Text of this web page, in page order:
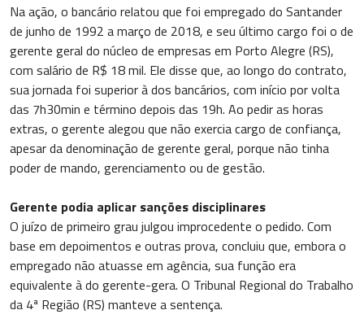
Na ação, o bancário relatou que foi empregado do Santander
de junho de 1992 a março de 2018, e seu último cargo foi o de
gerente geral do núcleo de empresas em Porto Alegre (RS),
com salário de R$ 18 mil. Ele disse que, ao longo do contrato,
sua jornada foi superior à dos bancários, com início por volta
das 7h30min e término depois das 19h. Ao pedir as horas
extras, o gerente alegou que não exercia cargo de confiança,
apesar da denominação de gerente geral, porque não tinha
poder de mando, gerenciamento ou de gestão.
Gerente podia aplicar sanções disciplinares
O juízo de primeiro grau julgou improcedente o pedido. Com
base em depoimentos e outras prova, concluiu que, embora o
empregado não atuasse em agência, sua função era
equivalente à do gerente-gera. O Tribunal Regional do Trabalho
da 4ª Região (RS) manteve a sentença.